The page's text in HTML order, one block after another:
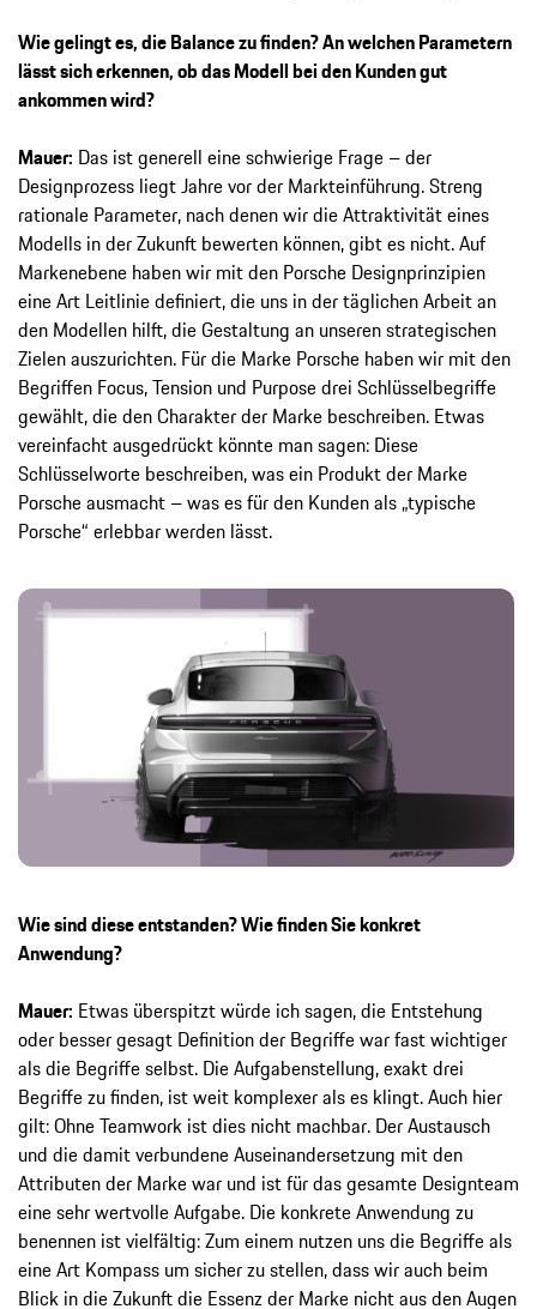
Wie gelingt es, die Balance zu finden? An welchen Parametern
lässt sich erkennen, ob das Modell bei den Kunden gut
ankommen wird?
Mauer: Das ist generell eine schwierige Frage – der
Designprozess liegt Jahre vor der Markteinführung. Streng
rationale Parameter, nach denen wir die Attraktivität eines
Modells in der Zukunft bewerten können, gibt es nicht. Auf
Markenebene haben wir mit den Porsche Designprinzipien
eine Art Leitlinie definiert, die uns in der täglichen Arbeit an
den Modellen hilft, die Gestaltung an unseren strategischen
Zielen auszurichten. Für die Marke Porsche haben wir mit den
Begriffen Focus, Tension und Purpose drei Schlüsselbegriffe
gewählt, die den Charakter der Marke beschreiben. Etwas
vereinfacht ausgedrückt könnte man sagen: Diese
Schlüsselworte beschreiben, was ein Produkt der Marke
Porsche ausmacht – was es für den Kunden als „typische
Porsche“ erlebbar werden lässt.
Wie sind diese entstanden? Wie finden Sie konkret
Anwendung?
Mauer: Etwas überspitzt würde ich sagen, die Entstehung
oder besser gesagt Definition der Begriffe war fast wichtiger
als die Begriffe selbst. Die Aufgabenstellung, exakt drei
Begriffe zu finden, ist weit komplexer als es klingt. Auch hier
gilt: Ohne Teamwork ist dies nicht machbar. Der Austausch
und die damit verbundene Auseinandersetzung mit den
Attributen der Marke war und ist für das gesamte Designteam
eine sehr wertvolle Aufgabe. Die konkrete Anwendung zu
benennen ist vielfältig: Zum einem nutzen uns die Begriffe als
eine Art Kompass um sicher zu stellen, dass wir auch beim
Blick in die Zukunft die Essenz der Marke nicht aus den Augen